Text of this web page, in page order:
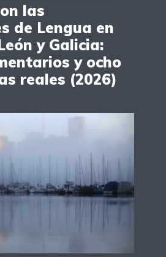
las
de Lengua en
y Galicia:
y ocho
reales (2026)